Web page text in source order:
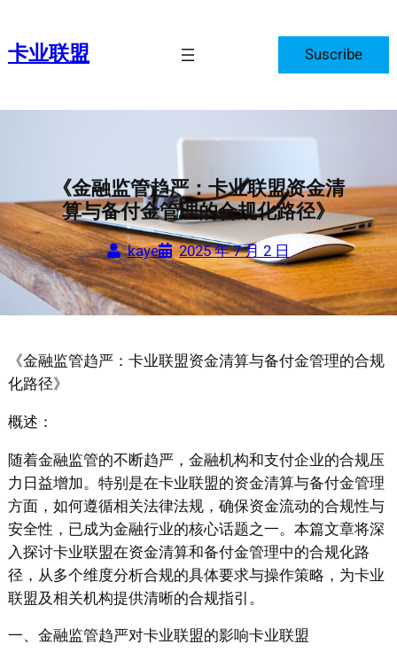
内卡业联盟 Suscribe
《金融监管趋严：卡业联盟资金清
算与备付金管理的合规化路径》
kaye 2025 年 7 月 2 日
《金融监管趋严：卡业联盟资金清算与备付金管理的合规
化路径》
概述：
随着金融监管的不断趋严，金融机构和支付企业的合规压
力日益增加。特别是在卡业联盟的资金清算与备付金管理
方面，如何遵循相关法律法规，确保资金流动的合规性与
安全性，已成为金融行业的核心话题之一。本篇文章将深
入探讨卡业联盟在资金清算和备付金管理中的合规化路
径，从多个维度分析合规的具体要求与操作策略，为卡业
联盟及相关机构提供清晰的合规指引。
一、金融监管趋严对卡业联盟的影响卡业联盟